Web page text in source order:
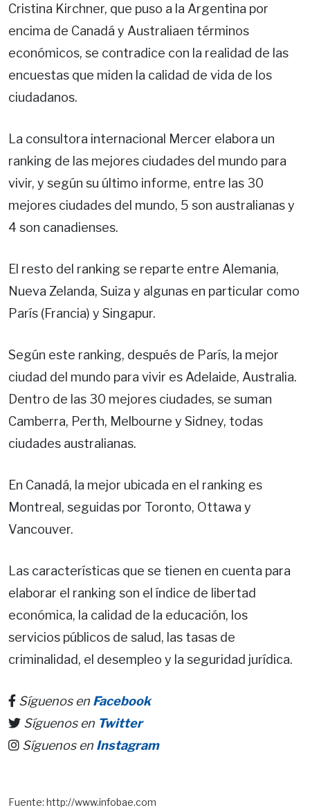
Cristina Kirchner, que puso a la Argentina por
encima de Canadá y Australiaen términos
económicos, se contradice con la realidad de las
encuestas que miden la calidad de vida de los
ciudadanos.
La consultora internacional Mercer elabora un
ranking de las mejores ciudades del mundo para
vivir, y según su último informe, entre las 30
mejores ciudades del mundo, 5 son australianas y
4 son canadienses.
El resto del ranking se reparte entre Alemania,
Nueva Zelanda, Suiza y algunas en particular como
París (Francia) y Singapur.
Según este ranking, después de París, la mejor
ciudad del mundo para vivir es Adelaide, Australia.
Dentro de las 30 mejores ciudades, se suman
Camberra, Perth, Melbourne y Sidney, todas
ciudades australianas.
En Canadá, la mejor ubicada en el ranking es
Montreal, seguidas por Toronto, Ottawa y
Vancouver.
Las características que se tienen en cuenta para
elaborar el ranking son el índice de libertad
económica, la calidad de la educación, los
servicios públicos de salud, las tasas de
criminalidad, el desempleo y la seguridad jurídica.
Síguenos en Facebook
Síguenos en Twitter
Síguenos en Instagram
Fuente: http://www.infobae.com